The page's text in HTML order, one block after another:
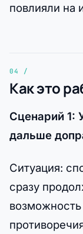
повлияли на
Как это
Сценарий 1:
дальше
Ситуация:
сразу